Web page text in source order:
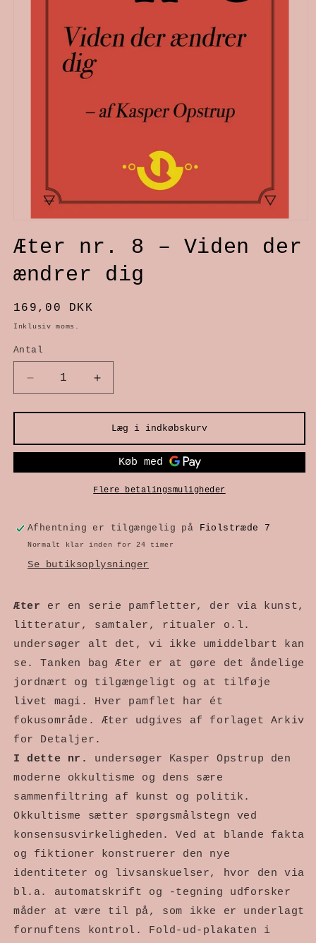
mediet
1
modus
Æter nr. 8 – Viden der
ændrer dig
Normalpris
169,00 DKK
Inklusiv moms.
Antal
antallet
Æter
–
Viden
der
antallet
for
Æter
–
Viden
der
Læg i indkøbskurv
Flere betalingsmuligheder
Afhentning er tilgængelig på Fiolstræde 7
Normalt klar inden for 24 timer
Se butiksoplysninger
Æter er en serie pamfletter, der via kunst,
litteratur, samtaler, ritualer o.l.
undersøger alt det, vi ikke umiddelbart kan
se. Tanken bag Æter er at gøre det åndelige
jordnært og tilgængeligt og at tilføje
livet magi. Hver pamflet har ét
fokusområde. Æter udgives af forlaget Arkiv
for Detaljer.
I dette nr. undersøger Kasper Opstrup den
moderne okkultisme og dens sære
sammenfiltring af kunst og politik.
Okkultisme sætter spørgsmålstegn ved
konsensusvirkeligheden. Ved at blande fakta
og fiktioner konstruerer den nye
identiteter og livsanskuelser, hvor den via
bl.a. automatskrift og -tegning udforsker
måder at være til på, som ikke er underlagt
fornuftens kontrol. Fold-ud-plakaten i